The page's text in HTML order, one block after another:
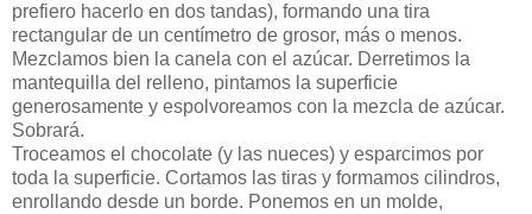
prefiero hacerlo en dos tandas), formando una tira
rectangular de un centímetro de grosor, más o menos.
Mezclamos bien la canela con el azúcar. Derretimos la
mantequilla del relleno, pintamos la superficie
generosamente y espolvoreamos con la mezcla de azúcar.
Sobrará.
Troceamos el chocolate (y las nueces) y esparcimos por
toda la superficie. Cortamos las tiras y formamos cilindros,
enrollando desde un borde. Ponemos en un molde,